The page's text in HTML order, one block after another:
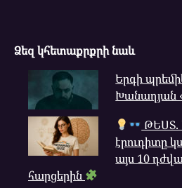
Ձեզ կհետաքրքրի նաև
Երգի
Խանաղյան
ԹԵՍՏ.
էրուդիտը
այս 10
հարցերին